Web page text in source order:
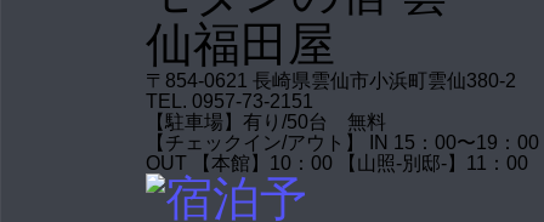
〒854-0621 長崎県雲仙市小浜町雲仙380-2
TEL. 0957-73-2151
【駐車場】有り/50台 無料
【チェックイン/アウト】 IN 15：00〜19：00
OUT 【本館】10：00 【山照-別邸-】11：00